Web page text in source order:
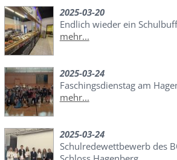
2025-03-20
Endlich wieder ein
mehr...
2025-03-24
Faschingsdienstag am
mehr...
2025-03-24
Schulredewettbewerb des